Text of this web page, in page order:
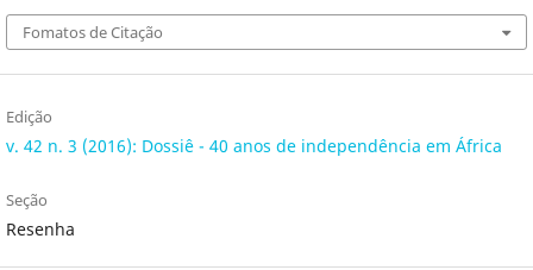
Fomatos de Citação
Edição
v. 42 n. 3 (2016): Dossiê - 40 anos de independência em África
Seção
Resenha